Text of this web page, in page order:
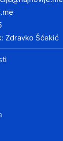
Zdravko Šćekić